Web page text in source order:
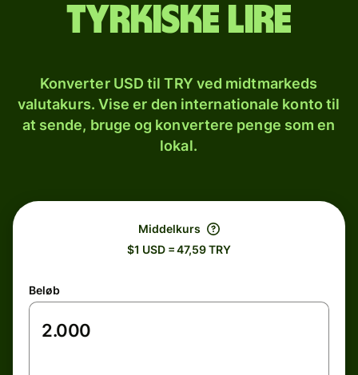
tyrkiske lire
Konverter USD til TRY ved midtmarkeds
valutakurs. Vise er den internationale konto til
at sende, bruge og konvertere penge som en
lokal.
Middelkurs
$1 USD = 47,59 TRY
Beløb